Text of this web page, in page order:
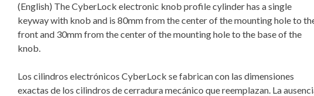
(English) The CyberLock electronic knob profile cylinder has a single
keyway with knob and is 80mm from the center of the mounting hole to
front and 30mm from the center of the mounting hole to the base of the
knob.
Los cilindros electrónicos CyberLock se fabrican con las dimensiones
exactas de los cilindros de cerradura mecánico que reemplazan. La